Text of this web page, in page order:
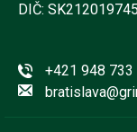
DIČ:
+421 948 733